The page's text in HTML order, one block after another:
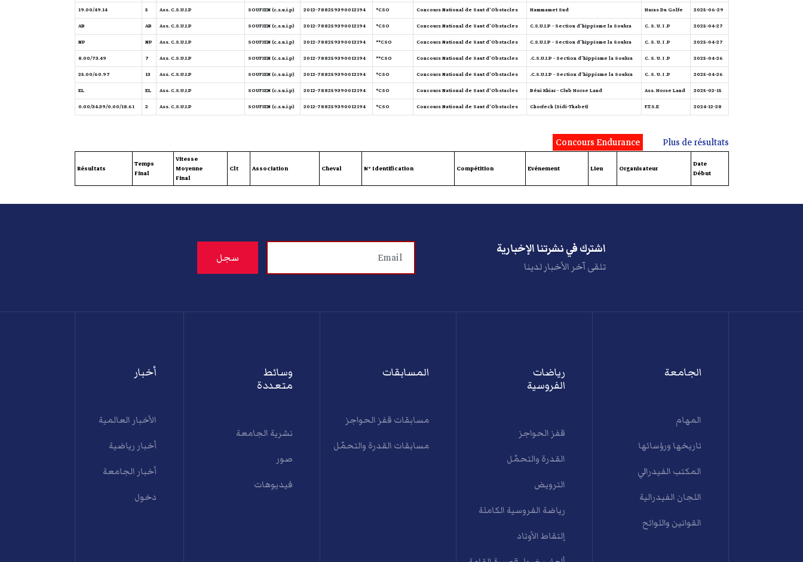
2025-06-29
Haras Du Golfe
Hammamet Sud
Concours National de Saut d'Obstacles
CSO*
2012-788259390012194
SOUFIEN (c.s.u.i.p)
Ass. C.S.U.I.P
5
19.00/49.14
2025-04-27
C. S. U. I .P
C.S.U.I.P - Section d'hippisme la Soukra
Concours National de Saut d'Obstacles
CSO*
2012-788259390012194
SOUFIEN (c.s.u.i.p)
Ass. C.S.U.I.P
AB
AB
2025-04-27
C. S. U. I .P
C.S.U.I.P - Section d'hippisme la Soukra
Concours National de Saut d'Obstacles
CSO**
2012-788259390012194
SOUFIEN (c.s.u.i.p)
Ass. C.S.U.I.P
NP
NP
2025-04-26
C. S. U. I .P
C.S.U.I.P - Section d'hippisme la Soukra.
Concours National de Saut d'Obstacles
CSO**
2012-788259390012194
SOUFIEN (c.s.u.i.p)
Ass. C.S.U.I.P
7
8.00/73.49
2025-04-26
C. S. U. I .P
C.S.U.I.P - Section d'hippisme la Soukra.
Concours National de Saut d'Obstacles
CSO*
2012-788259390012194
SOUFIEN (c.s.u.i.p)
Ass. C.S.U.I.P
13
25.00/60.97
2025-02-15
Ass. Horse Land
Béni Khiar - Club Horse Land
Concours National de Saut d'Obstacles
CSO*
2012-788259390012194
SOUFIEN (c.s.u.i.p)
Ass. C.S.U.I.P
EL
EL
2024-12-28
F.T.S.E
Chorfech (Sidi-Thabet)
Concours National de Saut d'Obstacles
CSO*
2012-788259390012194
SOUFIEN (c.s.u.i.p)
Ass. C.S.U.I.P
2
0.00/34.39/0.00/18.61
Concours Endurance Plus de résultats
Date
Début
Organisateur
Lieu
Evénement
Compétition
N° Identification
Cheval
Association
Clt
Vitesse
Moyenne
Final
Temps
Final
Résultats
اشترك في نشرتنا الإخبارية
تلقى آخر الأخبار لدينا
الجامعة
المهام
تاريخها ورؤسائها
المكتب الفيدرالي
اللجان الفيدرالية
القوانين واللوائح
رياضات
الفروسية
قفز الحواجز
القدرة والتحمّل
الترويض
رياضة الفروسية الكاملة
إلتقاط الأوتاد
المسابقات
مسابقات قفز الحواجز
مسابقات القدرة والتحمّل
وسائط
متعددة
نشرية الجامعة
صور
فيديوهات
أخبار
الأخبار العالمية
أخبار رياضية
أخبار الجامعة
دخول